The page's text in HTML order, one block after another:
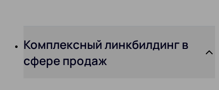
Комплексный линкбилдинг в
сфере продаж